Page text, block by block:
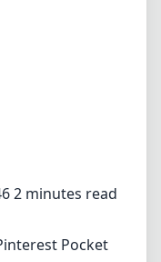
2 minutes read
Pocket